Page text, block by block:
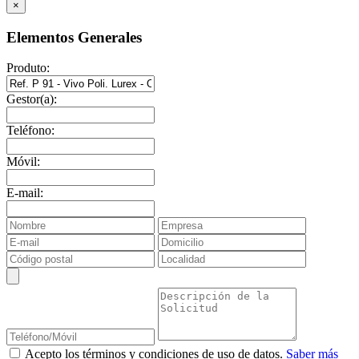
×
Elementos Generales
Produto:
Gestor(a):
Teléfono:
Móvil:
E-mail:
Acepto los términos y condiciones de uso de datos. Saber más